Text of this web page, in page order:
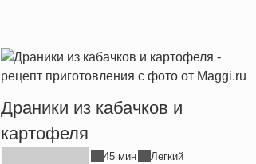
Драники из кабачков и
картофеля
45 мин Легкий